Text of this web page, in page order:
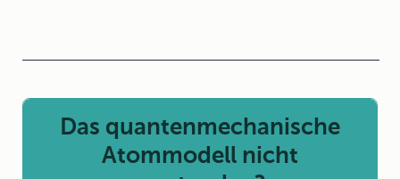
Das quantenmechanische
Atommodell nicht